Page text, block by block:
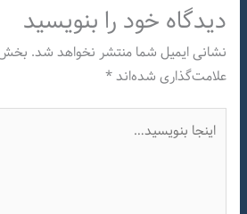
دیدگاه‌ خود را بنویسید
نشانی ایمیل شما منتشر نخواهد شد.
علامت‌گذاری شده‌اند*
بنویسید…